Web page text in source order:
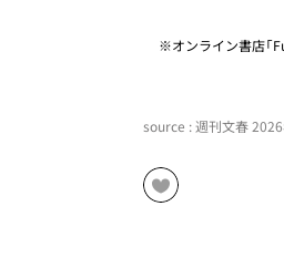
※オンライン書店「
source : 週刊文春